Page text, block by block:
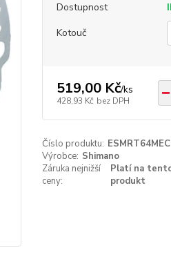
Dostupnost
Kotouč
519,00 Kč/ks
428,93 Kč bez DPH
Číslo produktu: ESMRT64MEC
Výrobce: Shimano
Záruka nejnižší
ceny:
Platí na
produkt